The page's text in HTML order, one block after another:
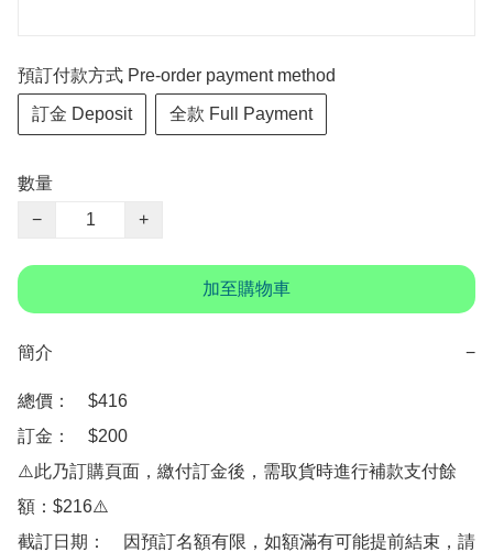
預訂付款方式 Pre-order payment method
訂金 Deposit 全款 Full Payment
數量
−
+
加至購物車
簡介 −
總價：　$416
訂金：　$200
⚠️此乃訂購頁面，繳付訂金後，需取貨時進行補款支付餘
額：$216⚠️
截訂日期：　因預訂名額有限，如額滿有可能提前結束，請